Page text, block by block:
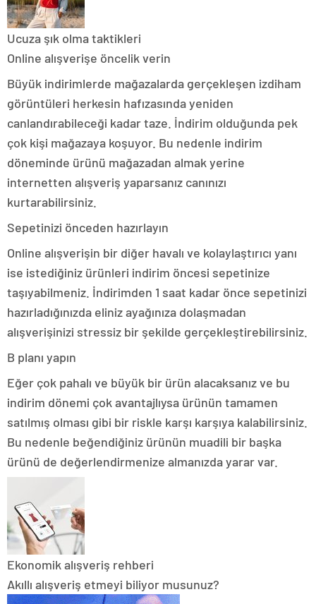
Ucuza şık olma taktikleri
Online alışverişe öncelik verin
Büyük indirimlerde mağazalarda gerçekleşen izdiham
görüntüleri herkesin hafızasında yeniden
canlandırabileceği kadar taze. İndirim olduğunda pek
çok kişi mağazaya koşuyor. Bu nedenle indirim
döneminde ürünü mağazadan almak yerine
internetten alışveriş yaparsanız canınızı
kurtarabilirsiniz.
Sepetinizi önceden hazırlayın
Online alışverişin bir diğer havalı ve kolaylaştırıcı yanı
ise istediğiniz ürünleri indirim öncesi sepetinize
taşıyabilmeniz. İndirimden 1 saat kadar önce sepetinizi
hazırladığınızda eliniz ayağınıza dolaşmadan
alışverişinizi stressiz bir şekilde gerçekleştirebilirsiniz.
B planı yapın
Eğer çok pahalı ve büyük bir ürün alacaksanız ve bu
indirim dönemi çok avantajlıysa ürünün tamamen
satılmış olması gibi bir riskle karşı karşıya kalabilirsiniz.
Bu nedenle beğendiğiniz ürünün muadili bir başka
ürünü de değerlendirmenize almanızda yarar var.
Ekonomik alışveriş rehberi
Akıllı alışveriş etmeyi biliyor musunuz?